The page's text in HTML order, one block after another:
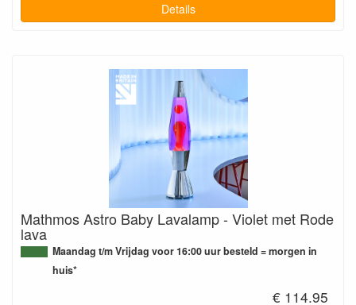
Details
Mathmos Astro Baby Lavalamp - Violet met Rode
lava
Maandag t/m Vrijdag voor 16:00 uur besteld = morgen in
huis*
€ 114.95